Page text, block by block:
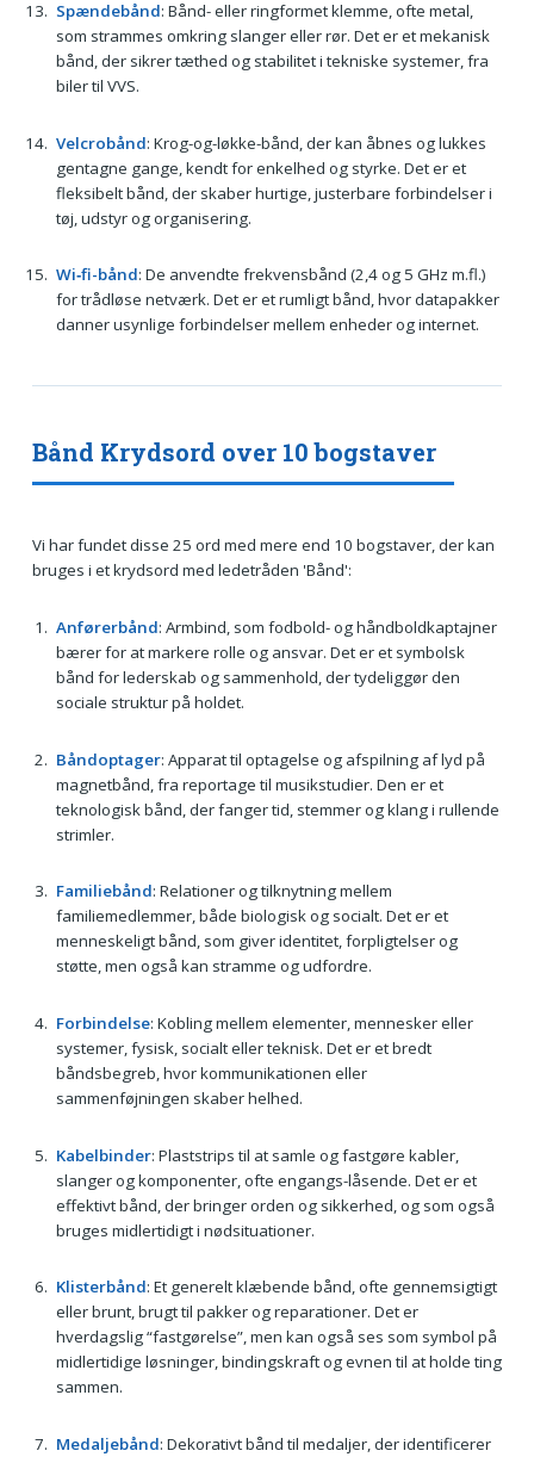
Spændebånd: Bånd- eller ringformet klemme, ofte metal,
som strammes omkring slanger eller rør. Det er et mekanisk
bånd, der sikrer tæthed og stabilitet i tekniske systemer, fra
biler til VVS.
Velcrobånd: Krog-og-løkke-bånd, der kan åbnes og lukkes
gentagne gange, kendt for enkelhed og styrke. Det er et
fleksibelt bånd, der skaber hurtige, justerbare forbindelser i
tøj, udstyr og organisering.
Wi‑fi-bånd: De anvendte frekvensbånd (2,4 og 5 GHz m.fl.)
for trådløse netværk. Det er et rumligt bånd, hvor datapakker
danner usynlige forbindelser mellem enheder og internet.
Bånd Krydsord over 10 bogstaver
Vi har fundet disse 25 ord med mere end 10 bogstaver, der kan
bruges i et krydsord med ledetråden 'Bånd':
Anførerbånd: Armbind, som fodbold- og håndboldkaptajner
bærer for at markere rolle og ansvar. Det er et symbolsk
bånd for lederskab og sammenhold, der tydeliggør den
sociale struktur på holdet.
Båndoptager: Apparat til optagelse og afspilning af lyd på
magnetbånd, fra reportage til musikstudier. Den er et
teknologisk bånd, der fanger tid, stemmer og klang i rullende
strimler.
Familiebånd: Relationer og tilknytning mellem
familiemedlemmer, både biologisk og socialt. Det er et
menneskeligt bånd, som giver identitet, forpligtelser og
støtte, men også kan stramme og udfordre.
Forbindelse: Kobling mellem elementer, mennesker eller
systemer, fysisk, socialt eller teknisk. Det er et bredt
båndsbegreb, hvor kommunikationen eller
sammenføjningen skaber helhed.
Kabelbinder: Plaststrips til at samle og fastgøre kabler,
slanger og komponenter, ofte engangs-låsende. Det er et
effektivt bånd, der bringer orden og sikkerhed, og som også
bruges midlertidigt i nødsituationer.
Klisterbånd: Et generelt klæbende bånd, ofte gennemsigtigt
eller brunt, brugt til pakker og reparationer. Det er
hverdagslig “fastgørelse”, men kan også ses som symbol på
midlertidige løsninger, bindingskraft og evnen til at holde ting
sammen.
Medaljebånd: Dekorativt bånd til medaljer, der identificerer